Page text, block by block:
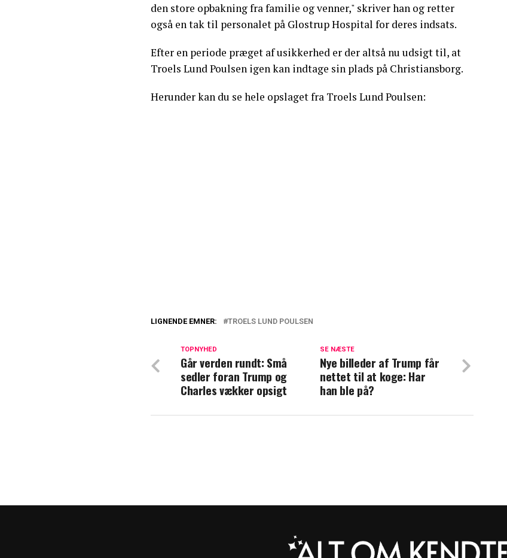
den store opbakning fra familie og venner," skriver han og retter
også en tak til personalet på Glostrup Hospital for deres indsats.
Efter en periode præget af usikkerhed er der altså nu udsigt til, at
Troels Lund Poulsen igen kan indtage sin plads på Christiansborg.
Herunder kan du se hele opslaget fra Troels Lund Poulsen:
Poulsen mødes i afgørende duel
Hvem bliver statsminister? Her er danskernes klare favorit
LIGNENDE EMNER: TROELS LUND POULSEN
SE NÆSTE
Nye billeder af Trump får
nettet til at koge: Har
han ble på?
TOPNYHED
Går verden rundt: Små
sedler foran Trump og
Charles vækker opsigt